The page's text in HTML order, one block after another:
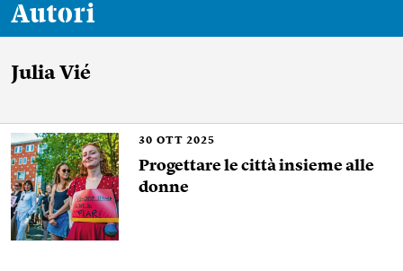
Autori
Julia Vié
30 OTT 2025
Progettare le città insieme alle
donne